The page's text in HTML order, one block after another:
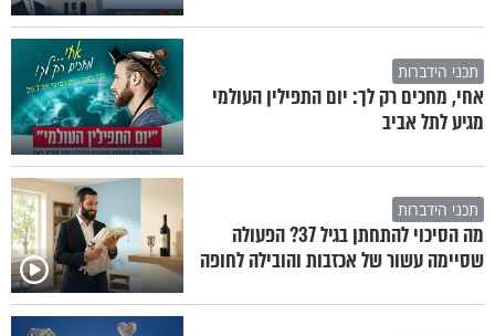
תכני הידברות
אחי, מחכים רק לך: יום התפילין העולמי
מגיע לתל אביב
תכני הידברות
מה הסיכוי להתחתן בגיל 37? הפעולה
שסיימה עשור של אכזבות והובילה לחופה